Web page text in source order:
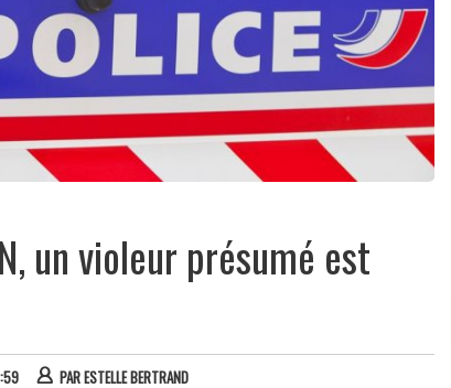
un violeur présumé est
PARESTELLE BERTRAND